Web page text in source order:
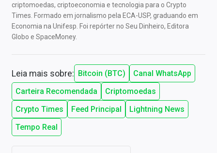
criptomoedas, criptoeconomia e tecnologia para o Crypto
Times. Formado em jornalismo pela ECA-USP, graduando em
Economia na Unifesp. Foi repórter no Seu Dinheiro, Editora
Globo e SpaceMoney.
Leia mais sobre: Bitcoin (BTC)
Canal WhatsApp
Carteira Recomendada
Criptomoedas
Crypto Times
Feed Principal
Lightning News
Tempo Real